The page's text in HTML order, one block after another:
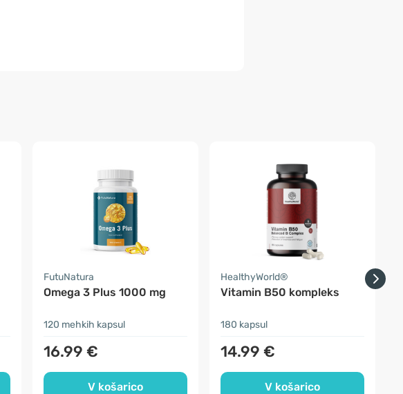
FutuNatura
Omega 3 Plus 1000 mg
120 mehkih kapsul
16.99 €
V košarico
HealthyWorld®
Vitamin B50 kompleks
180 kapsul
14.99 €
V košarico